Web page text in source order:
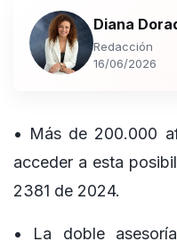
Diana
Redacción
16/06/2026
• Más de 200.000
acceder a esta
2381 de 2024.
• La doble